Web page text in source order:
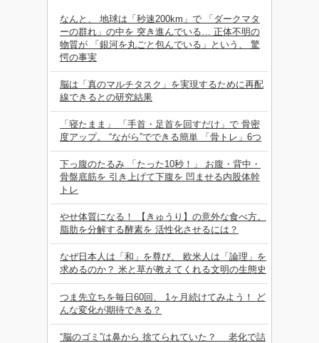
なんと、 地球は「秒速200km」で 「ダークマタ
ーの群れ」の中を 突き進んでいる… 正体不明の
物質が 「銀河を丸ごと包んでいる」という、 驚
愕の事実
脳は「真のマルチタスク」を実現するために再配
線できるとの研究結果
「寝たまま」 「手首・足首を回すだけ」で 骨密
度アップ。 “ながら”でできる簡単 「骨トレ」6つ
下っ腹のたるみ 「たった10秒！」 お腹・背中・
骨盤底筋を 引き上げて下腹を 凹ませる内股体幹
トレ
やせ体質になる！ 【きゅうり】の意外な食べ方。
脂肪を分解する酵素を 活性化させるには？
なぜ日本人は「和」を尊び、 欧米人は「論理」を
求めるのか？ 米と草が教えてくれる文明の生態史
つま先立ちを毎日60回、 1ヶ月続けてみよう！ ど
んな変化が期待できる？
“脳のゴミ”は鼻から 捨てられていた？ 老化で詰